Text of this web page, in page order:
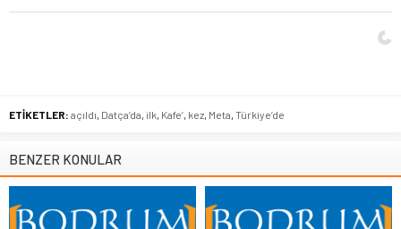
ETİKETLER: açıldı, Datça’da, ilk, Kafe’, kez, Meta, Türkiye’de
BENZER KONULAR